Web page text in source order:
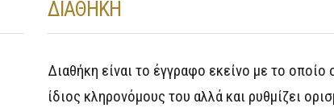
ΔΙΑΘΗΚΗ
Διαθήκη είναι το έγγραφο εκείνο με το
ίδιος κληρονόμους του αλλά και ρυθμίζει